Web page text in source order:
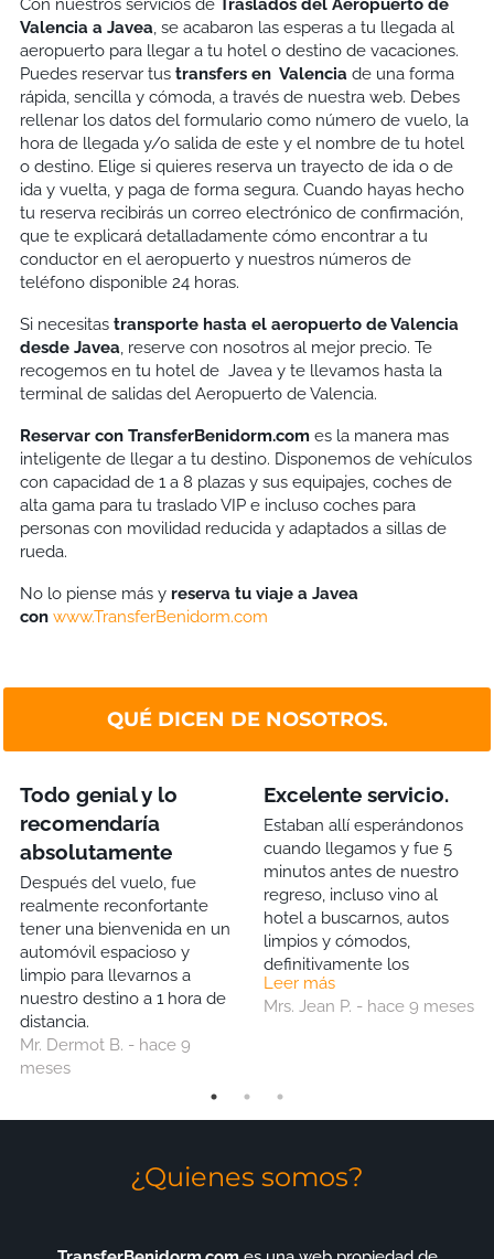
Con nuestros servicios de Traslados del Aeropuerto de
Valencia a Javea, se acabaron las esperas a tu llegada al
aeropuerto para llegar a tu hotel o destino de vacaciones.
Puedes reservar tustransfers en Valenciade una forma
rápida, sencilla y cómoda, a través de nuestra web. Debes
rellenar los datos del formulario como número de vuelo, la
hora de llegada y/o salida de este y el nombre de tu hotel
o destino. Elige si quieres reserva un trayecto de ida o de
ida y vuelta, y paga de forma segura. Cuando hayas hecho
tu reserva recibirás un correo electrónico de confirmación,
que te explicará detalladamente cómo encontrar a tu
conductor en el aeropuerto y nuestros números de
teléfono disponible 24 horas.
Si necesitas transporte hasta el aeropuerto de Valencia
desde Javea, reserve con nosotros al mejor precio. Te
recogemos en tu hotel de Javea y te llevamos hasta la
terminal de salidas del Aeropuerto de Valencia.
Reservar con TransferBenidorm.comes la manera mas
inteligente de llegar a tu destino. Disponemos de vehículos
con capacidad de 1 a 8 plazas y sus equipajes, coches de
alta gama para tu traslado VIP e incluso coches para
personas con movilidad reducida y adaptados a sillas de
rueda.
No lo piense más y reserva tu viaje a Javea
con www.TransferBenidorm.com
QUÉ DICEN DE NOSOTROS.
Todo genial y lo
recomendaría
absolutamente
Después del vuelo, fue
realmente reconfortante
tener una bienvenida en un
automóvil espacioso y
limpio para llevarnos a
nuestro destino a 1 hora de
distancia.
Mr. Dermot B. - hace 9
meses
Excelente servicio.
Estaban allí esperándonos
cuando llegamos y fue 5
minutos antes de nuestro
regreso, incluso vino al
hotel a buscarnos, autos
limpios y cómodos,
definitivamente los
usaríamos nuevamente.
Leer más
Mrs. Jean P. - hace 9 meses
¿Quienes somos?